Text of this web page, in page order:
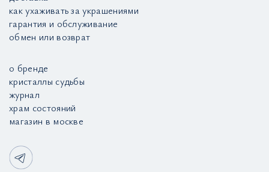
как ухаживать за украшениями
гарантия и обслуживание
обмен или возврат
о бренде
кристаллы судьбы
журнал
храм состояний
магазин в москве